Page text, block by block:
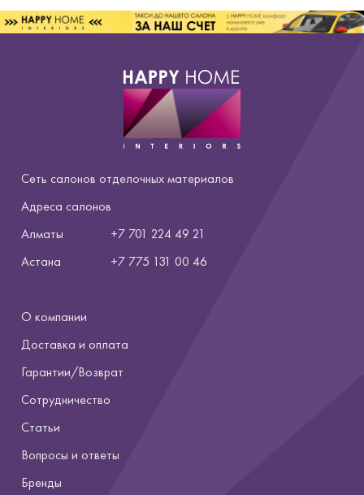
Сеть салонов отделочных материалов
Адреса салонов
Алматы
+7 701 224 49 21
Астана
+7 775 131 00 46
О компании
Доставка и оплата
Гарантии/Возврат
Сотрудничество
Статьи
Вопросы и ответы
Бренды